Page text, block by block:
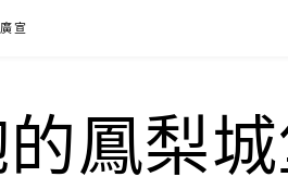
廣宣
鳳梨